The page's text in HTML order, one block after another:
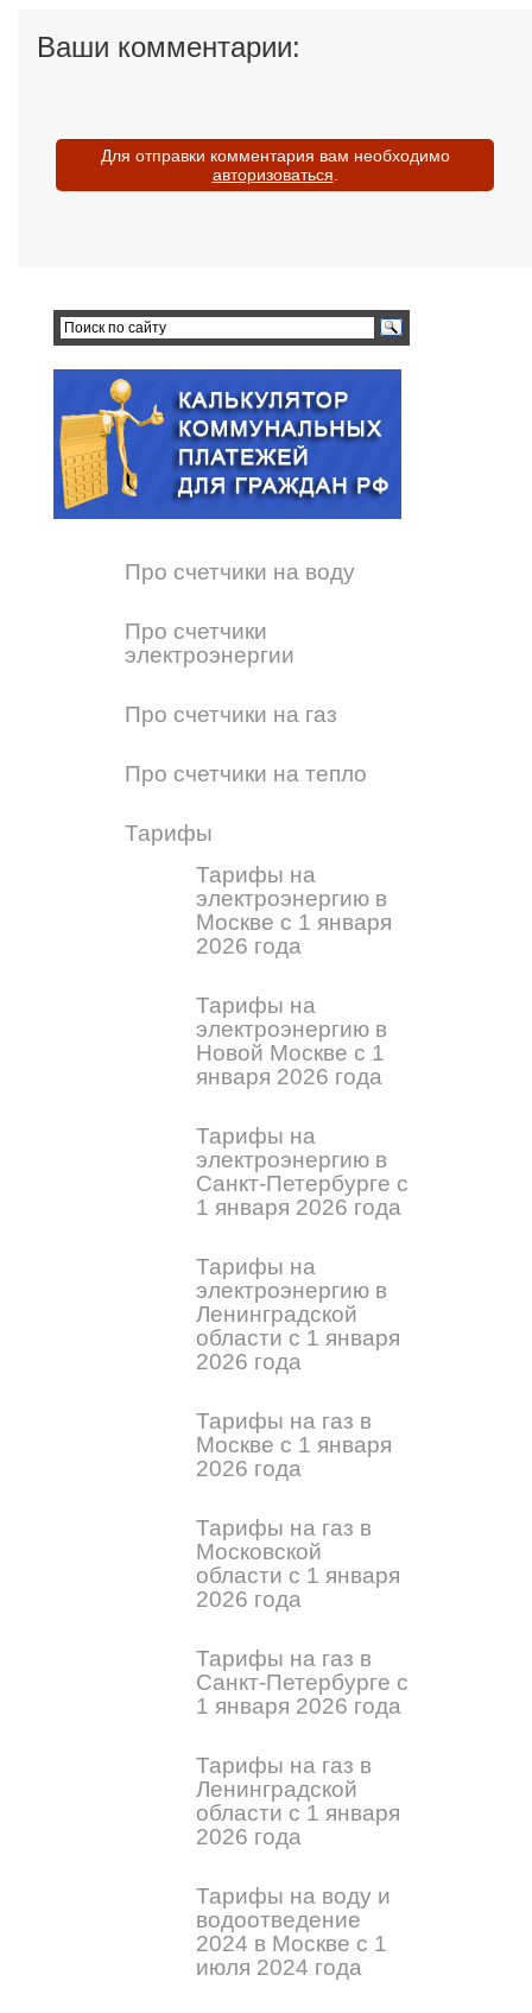
Ваши комментарии:
Для отправки комментария вам необходимо
авторизоваться
Про счетчики на воду
Про счетчики
электроэнергии
Про счетчики на газ
Про счетчики на тепло
Тарифы
Тарифы на
электроэнергию в
Москве с 1 января
2026 года
Тарифы на
электроэнергию в
Новой Москве с 1
января 2026 года
Тарифы на
электроэнергию в
Санкт-Петербурге с
1 января 2026 года
Тарифы на
электроэнергию в
Ленинградской
области с 1 января
2026 года
Тарифы на газ в
Москве с 1 января
2026 года
Тарифы на газ в
Московской
области с 1 января
2026 года
Тарифы на газ в
Санкт-Петербурге с
1 января 2026 года
Тарифы на газ в
Ленинградской
области с 1 января
2026 года
Тарифы на воду и
водоотведение
2024 в Москве с 1
июля 2024 года